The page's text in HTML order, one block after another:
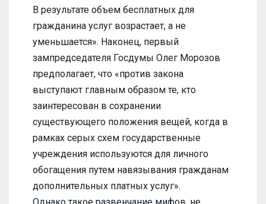
В результате объем бесплатных для
гражданина услуг возрастает, а не
уменьшается». Наконец, первый
зампредседателя Госдумы Олег Морозов
предполагает, что «против закона
выступают главным образом те, кто
заинтересован в сохранении
существующего положения вещей, когда в
рамках серых схем государственные
учреждения используются для личного
обогащения путем навязывания гражданам
дополнительных платных услуг».
Однако такое развенчание мифов, не